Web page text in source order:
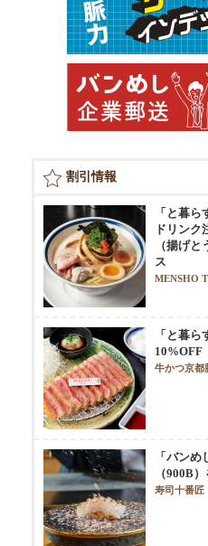
割引情報
「と暮
ドリンク
（揚げ
ス
MENSHO
「と暮
10%OFF
牛かつ京都
「バン
（900B
寿司十番